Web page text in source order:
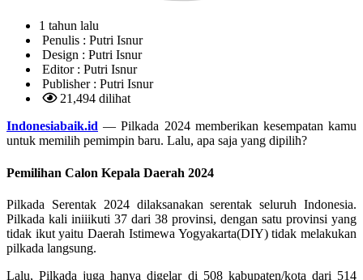
1 tahun lalu
Penulis : Putri Isnur
Design : Putri Isnur
Editor : Putri Isnur
Publisher : Putri Isnur
21,494 dilihat
Indonesiabaik.id — Pilkada 2024 memberikan kesempatan kamu
untuk memilih pemimpin baru. Lalu, apa saja yang dipilih?
Pemilihan Calon Kepala Daerah 2024
Pilkada Serentak 2024 dilaksanakan serentak seluruh Indonesia.
Pilkada kali iniiikuti 37 dari 38 provinsi, dengan satu provinsi yang
tidak ikut yaitu Daerah Istimewa Yogyakarta(DIY) tidak melakukan
pilkada langsung.
Lalu, ​Pilkada juga hanya digelar di 508 kabupaten/kota dari 514